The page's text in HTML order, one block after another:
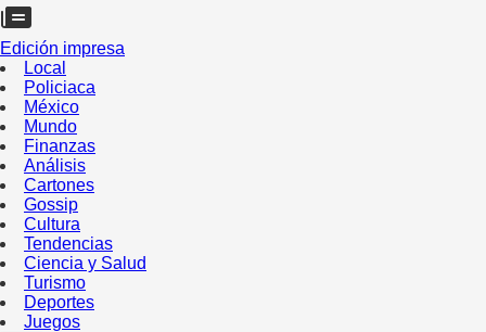
Edición impresa
Local
Policiaca
México
Mundo
Finanzas
Análisis
Cartones
Gossip
Cultura
Tendencias
Ciencia y Salud
Turismo
Deportes
Juegos